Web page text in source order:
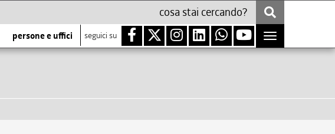
persone e uffici seguici su
Toggle
navigation